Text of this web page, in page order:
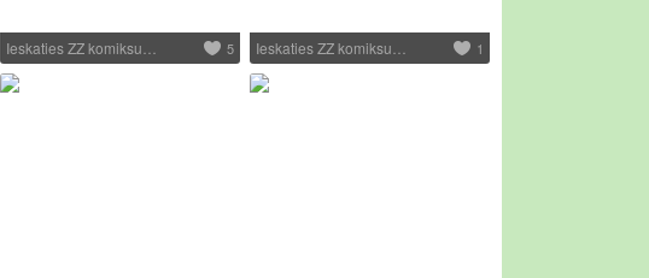
Ieskaties ZZ komiksu… 5 Ieskaties ZZ komiksu… 1